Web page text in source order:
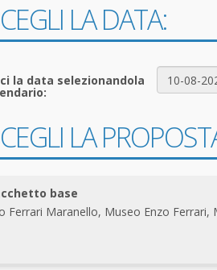
LA DATA:
la data selezionandola
LA
base
Ferrari Maranello, Museo Enzo Ferrari,